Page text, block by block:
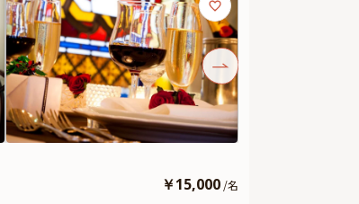
￥15,000 /名